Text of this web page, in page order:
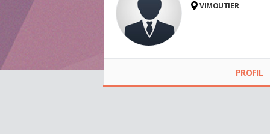
VIMOUTIER
PROFIL